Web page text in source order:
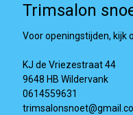
Trimsalon
Voor openingstijden, kijk
KJ de Vriezestraat 44
9648 HB Wildervank
0614559631